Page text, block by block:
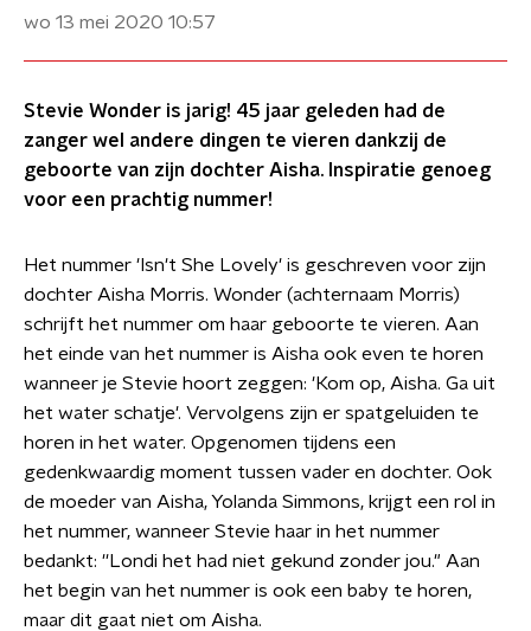
wo 13 mei 2020 10:57
Stevie Wonder is jarig! 45 jaar geleden had de
zanger wel andere dingen te vieren dankzij de
geboorte van zijn dochter Aisha. Inspiratie genoeg
voor een prachtig nummer!
Het nummer 'Isn't She Lovely' is geschreven voor zijn
dochter Aisha Morris. Wonder (achternaam Morris)
schrijft het nummer om haar geboorte te vieren. Aan
het einde van het nummer is Aisha ook even te horen
wanneer je Stevie hoort zeggen: 'Kom op, Aisha. Ga uit
het water schatje'. Vervolgens zijn er spatgeluiden te
horen in het water. Opgenomen tijdens een
gedenkwaardig moment tussen vader en dochter. Ook
de moeder van Aisha, Yolanda Simmons, krijgt een rol in
het nummer, wanneer Stevie haar in het nummer
bedankt: ''Londi het had niet gekund zonder jou." Aan
het begin van het nummer is ook een baby te horen,
maar dit gaat niet om Aisha.